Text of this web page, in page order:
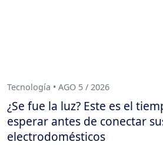
Tecnología • AGO 5 / 2026
¿Se fue la luz? Este es el
esperar antes de conectar
electrodomésticos